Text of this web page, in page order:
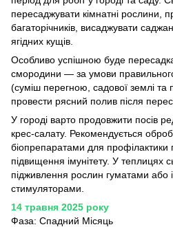
пересаджувати кімнатні рослини,
багаторічників, висаджувати
ягідних кущів.
Особливо успішною буде
смородини — за умови
(суміш перегною, садової землі та
провести рясний полив після
У городі варто продовжити посів
крес-салату. Рекомендується
біопрепаратами для профілактики
підвищення імунітету. У теплицях
підживлення рослин гуматами або
стимуляторами.
14 травня 2025 року
Фаза: Спадний Місяць